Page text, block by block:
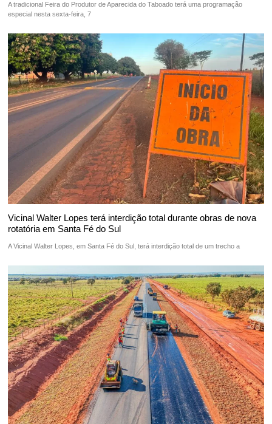
A tradicional Feira do Produtor de Aparecida do Taboado terá uma programação
especial nesta sexta-feira, 7
Vicinal Walter Lopes terá interdição total durante obras de nova
rotatória em Santa Fé do Sul
A Vicinal Walter Lopes, em Santa Fé do Sul, terá interdição total de um trecho a